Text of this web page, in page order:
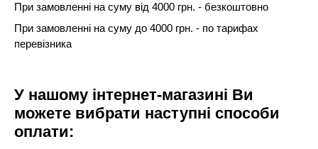
При замовленні на суму від 4000 грн. - безкоштовно
При замовленні на суму до 4000 грн. - по тарифах
перевізника
У нашому інтернет-магазині Ви
можете вибрати наступні способи
оплати: